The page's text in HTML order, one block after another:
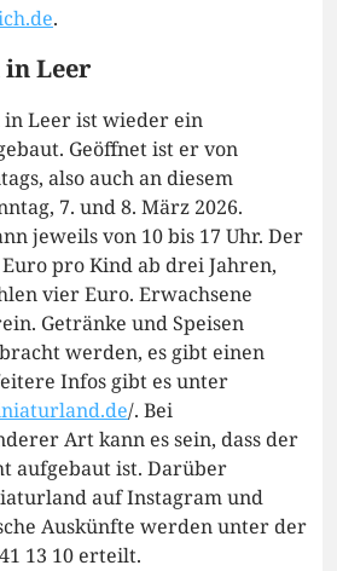
.
Leer
Leer ist wieder ein
Geöffnet ist er von
also auch an diesem
7. und 8. März 2026.
jeweils von 10 bis 17 Uhr. Der
pro Kind ab drei Jahren,
vier Euro. Erwachsene
Getränke und Speisen
werden, es gibt einen
Infos gibt es unter
/. Bei
Art kann es sein, dass der
aufgebaut ist. Darüber
auf Instagram und
Auskünfte werden unter der
13 10 erteilt.